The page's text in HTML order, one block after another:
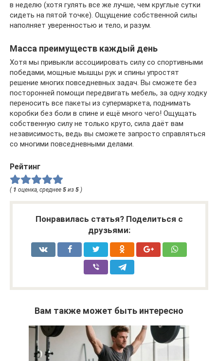
в неделю (хотя гулять все же лучше, чем круглые сутки
сидеть на пятой точке). Ощущение собственной силы
наполняет уверенностью и тело, и разум.
Масса преимуществ каждый день
Хотя мы привыкли ассоциировать силу со спортивными
победами, мощные мышцы рук и спины упростят
решение многих повседневных задач. Вы сможете без
посторонней помощи передвигать мебель, за одну ходку
переносить все пакеты из супермаркета, поднимать
коробки без боли в спине и ещё много чего! Ощущать
собственную силу не только круто, сила даёт вам
независимость, ведь вы сможете запросто справляться
со многими повседневными делами.
Рейтинг
( 1 оценка, среднее 5 из 5 )
Понравилась статья? Поделиться с
друзьями:
Вам также может быть интересно